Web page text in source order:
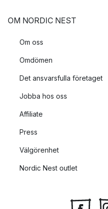
OM NORDIC NEST
Om oss
Omdömen
Det ansvarsfulla företaget
Jobba hos oss
Affiliate
Press
Välgörenhet
Nordic Nest outlet